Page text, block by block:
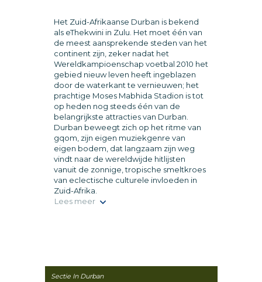
Het Zuid-Afrikaanse Durban is bekend
als eThekwini in Zulu. Het moet één van
de meest aansprekende steden van het
continent zijn, zeker nadat het
Wereldkampioenschap voetbal 2010 het
gebied nieuw leven heeft ingeblazen
door de waterkant te vernieuwen; het
prachtige Moses Mabhida Stadion is tot
op heden nog steeds één van de
belangrijkste attracties van Durban.
Durban beweegt zich op het ritme van
gqom, zijn eigen muziekgenre van
eigen bodem, dat langzaam zijn weg
vindt naar de wereldwijde hitlijsten
vanuit de zonnige, tropische smeltkroes
van eclectische culturele invloeden in
Zuid-Afrika.
Lees meer
Sectie In Durban